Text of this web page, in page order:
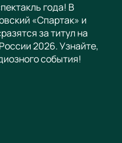
года! В
«Спартак» и
за титул на
2026. Узнайте,
события!